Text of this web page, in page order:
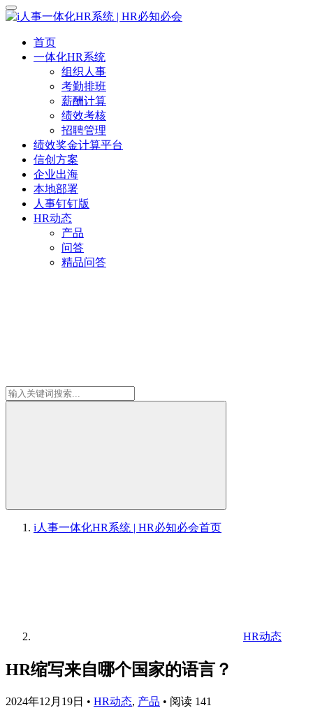
首页
一体化HR系统
组织人事
考勤排班
薪酬计算
绩效考核
招聘管理
绩效奖金计算平台
信创方案
企业出海
本地部署
人事钉钉版
HR动态
产品
问答
精品问答
i人事一体化HR系统 | HR必知必会首页
HR动态
HR缩写来自哪个国家的语言？
2024年12月19日 • HR动态, 产品 • 阅读 141